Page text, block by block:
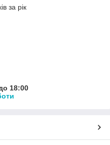
за рік
18:00